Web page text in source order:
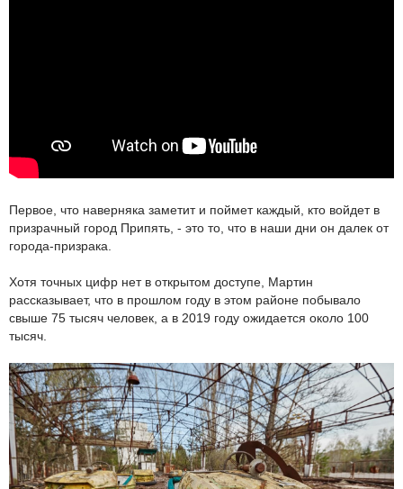
Первое, что наверняка заметит и поймет каждый, кто войдет в
призрачный город Припять, - это то, что в наши дни он далек от
города-призрака.
Хотя точных цифр нет в открытом доступе, Мартин
рассказывает, что в прошлом году в этом районе побывало
свыше 75 тысяч человек, а в 2019 году ожидается около 100
тысяч.